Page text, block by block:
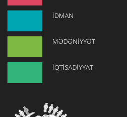
İDMAN
MƏDƏNİYYƏT
İQTİSADİYYAT